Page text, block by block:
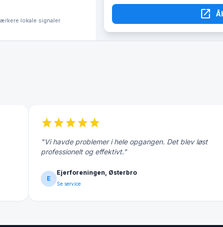
lokale signaler. open_in_new
starstarstarstarstar
"Vi havde problemer i hele opgangen. Det blev løst
professionelt og effektivt."
E
Ejerforeningen, Østerbro
Se service